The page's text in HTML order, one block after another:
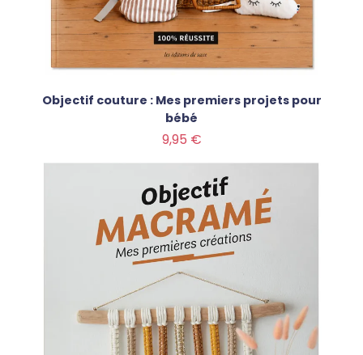
Objectif couture : Mes premiers projets pour
bébé
9,95 €